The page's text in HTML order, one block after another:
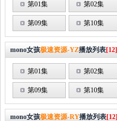
第01集 第02集
第09集 第10集
mono女孩极速资源-YZ播放列表[12]
第01集 第02集
第09集 第10集
mono女孩极速资源-RY播放列表[12]